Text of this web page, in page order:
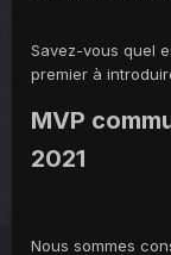
Savez-vous quel
premier à
MVP
2021
Nous sommes